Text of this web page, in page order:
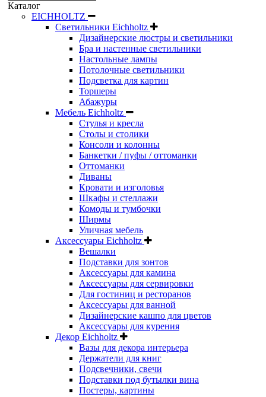
Каталог
EICHHOLTZ
Светильники Eichholtz
Дизайнерские люстры и светильники
Бра и настенные светильники
Настольные лампы
Потолочные светильники
Подсветка для картин
Торшеры
Абажуры
Мебель Eichholtz
Стулья и кресла
Столы и столики
Консоли и колонны
Банкетки / пуфы / оттоманки
Оттоманки
Диваны
Кровати и изголовья
Шкафы и стеллажи
Комоды и тумбочки
Ширмы
Уличная мебель
Аксессуары Eichholtz
Вешалки
Подставки для зонтов
Аксессуары для камина
Аксессуары для сервировки
Для гостиниц и ресторанов
Аксессуары для ванной
Дизайнерские кашпо для цветов
Аксессуары для курения
Декор Eichholtz
Вазы для декора интерьера
Держатели для книг
Подсвечники, свечи
Подставки под бутылки вина
Постеры, картины